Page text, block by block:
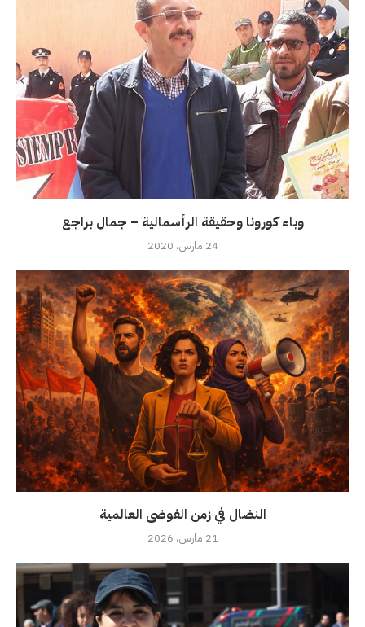
وباء كورونا وحقيقة الرأسمالية – جمال براجع
24 مارس، 2020
النضال في زمن الفوضى العالمية
21 مارس، 2026